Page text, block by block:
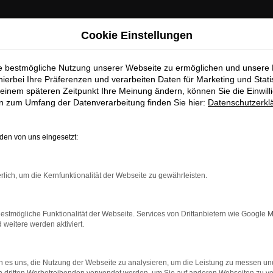
Angebote
auch perfekt nach Berlin. Der Grund liegt in der
an einem unserer zahlreichen Standorte einsteigen. Für
im Vorfeld, welche Motorisierung, welche Lackierung und
Sprechen Sie uns an.
Cookie Einstellungen
bestmögliche Nutzung unserer Webseite zu ermöglichen und unsere
Ihre Präferenzen und verarbeiten Daten für Marketing und
späteren Zeitpunkt Ihre Meinung ändern, können Sie die
zum Umfang der Datenverarbeitung finden Sie hier:
von uns eingesetzt:
um die Kernfunktionalität der Webseite zu gewährleisten.
Funktionalität der Webseite. Services von Drittanbietern wie Google
weitere werden aktiviert.
es uns, die Nutzung der Webseite zu analysieren, um die Leistung zu messen